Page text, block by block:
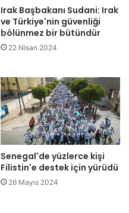
Irak Başbakanı Sudani: Irak
ve Türkiye'nin güvenliği
bölünmez bir bütündür
22 Nisan 2024
Senegal'de yüzlerce kişi
Filistin'e destek için yürüdü
26 Mayıs 2024